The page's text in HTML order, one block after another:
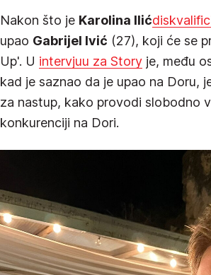
Nakon što je Karolina Ilić
upao Gabrijel Ivić (27), koji će se
Up'. U intervjuu za Story je, među
kad je saznao da je upao na Doru,
za nastup, kako provodi slobodno
konkurenciji na Dori.